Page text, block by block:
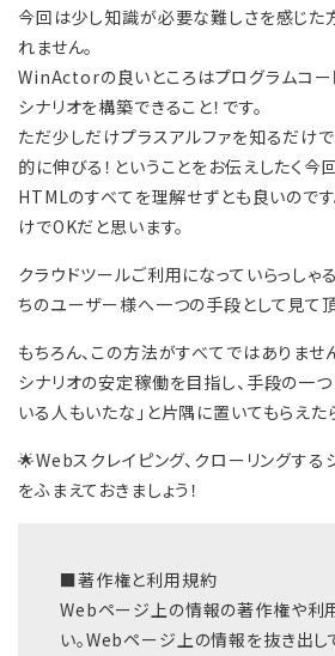
今回は少し知識が必要な難しさを感じた
れません。
WinActorの良いところはプログラムコー
シナリオを構築できること！です。
ただ少しだけプラスアルファを知るだけ
的に伸びる！ということをお伝えしたく今
HTMLのすべてを理解せずとも良いので
けでOKだと思います。
クラウドツールご利用になっていらっしゃ
ちのユーザー様へ一つの手段として見て
もちろん、この方法がすべてではありませ
シナリオの安定稼働を目指し、手段の一つ
いる人もいたな」と片隅に置いてもらえた
🌟Webスクレイピング、クローリングする
をふまえておきましょう！
■著作権と利用規約
Webページ上の情報の著作権や利
い。Webページ上の情報を抜き出し